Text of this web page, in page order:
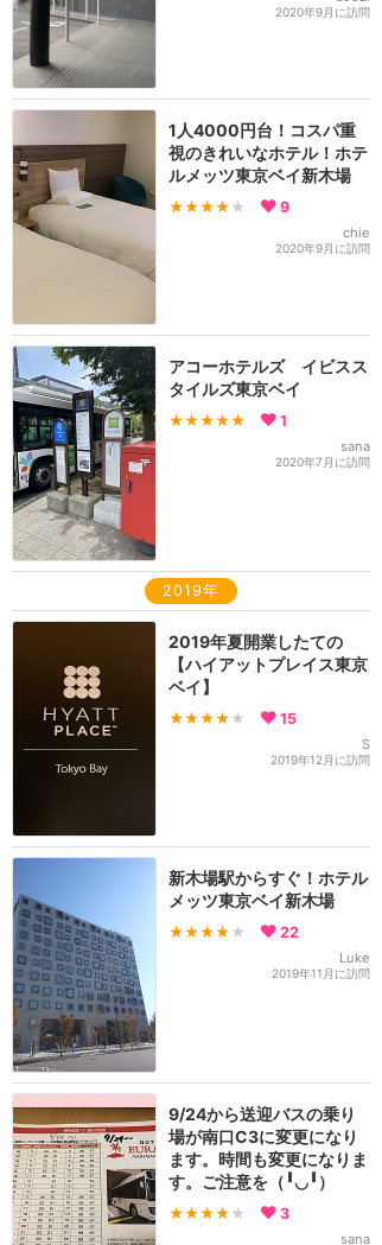
2020年9月に訪問
1人4000円台！コスパ重
視のきれいなホテル！ホテ
ルメッツ東京ベイ新木場
★★★★ ★ 9
chie
2020年9月に訪問
アコーホテルズ イビスス
タイルズ東京ベイ
★★★★★ 1
sana
2020年7月に訪問
2019年
2019年夏開業したての
【ハイアットプレイス東京
ベイ】
★★★★ ★ 15
S
2019年12月に訪問
新木場駅からすぐ！ホテル
メッツ東京ベイ新木場
★★★★ ★ 22
Luke
2019年11月に訪問
9/24から送迎バスの乗り
場が南口C3に変更になり
ます。時間も変更になりま
す。ご注意を（╹◡╹）
★★★★ ★ 3
sana